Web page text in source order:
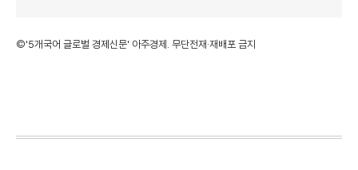
©'5개국어 글로벌 경제신문' 아주경제. 무단전재·재배포 금지